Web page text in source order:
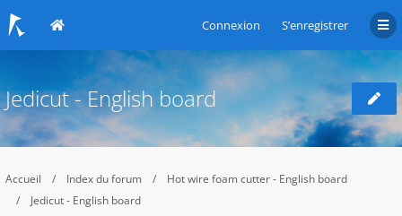
Connexion S’enregistrer
Jedicut - English board
Accueil Index du forum
Hot wire foam cutter - English board
Jedicut - English board